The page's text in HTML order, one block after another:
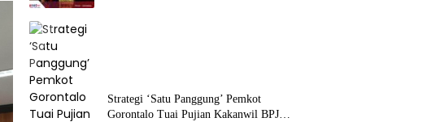
Strategi ‘Satu Panggung’ Pemkot
Gorontalo Tuai Pujian Kakanwil BPJS